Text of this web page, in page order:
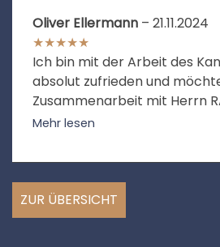
Oliver Ellermann – 21.11.2024
★★★★★
Ich bin mit der Arbeit des
absolut zufrieden und
Zusammenarbeit mit Herrn
besonders hervorheben: Er
mit und hat in der
Kommunikation mit dem
angenehme und
komplexen und vom
Mehr lesen
ZUR ÜBERSICHT